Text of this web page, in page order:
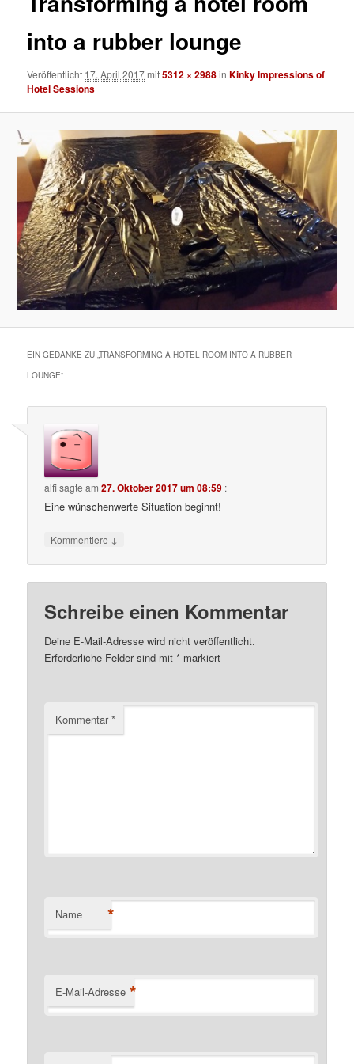
into a rubber lounge
Veröffentlicht 17. April 2017mit5312 × 2988inKinky Impressions of
Hotel Sessions
EIN GEDANKE ZU „TRANSFORMING A HOTEL ROOM INTO A RUBBER
LOUNGE“
alfisagte am27. Oktober 2017 um 08:59 :
Eine wünschenwerte Situation beginnt!
Kommentiere ↓
Schreibe einen Kommentar
Deine E-Mail-Adresse wird nicht veröffentlicht.
Erforderliche Felder sind mit* markiert
Kommentar*
Name *
E-Mail-Adresse *